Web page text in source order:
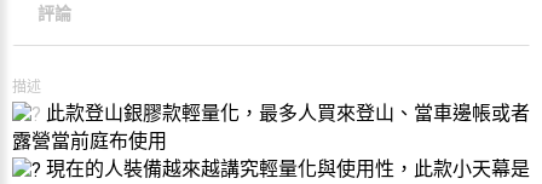
評論
描述
此款登山銀膠款輕量化，最多人買來登山、當車邊帳或者
露營當前庭布使用
現在的人裝備越來越講究輕量化與使用性，此款小天幕是